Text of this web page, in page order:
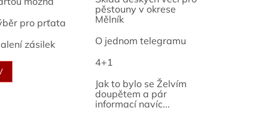
pro prťata
zásilek
pěstouny v okrese
Mělník
O jednom telegramu
4+1
Jak to bylo se Želvím
doupětem a pár
informací navíc...